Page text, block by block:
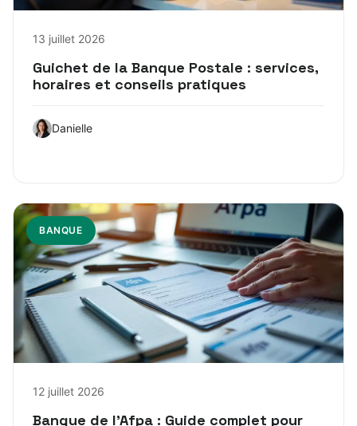
13 juillet 2026
Guichet de la Banque Postale : services,
horaires et conseils pratiques
Danielle
BANQUE
12 juillet 2026
Banque de l’Afpa : Guide complet pour